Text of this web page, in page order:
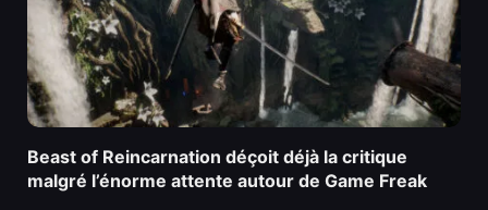
Beast of Reincarnation déçoit déjà la critique
malgré l’énorme attente autour de Game Freak